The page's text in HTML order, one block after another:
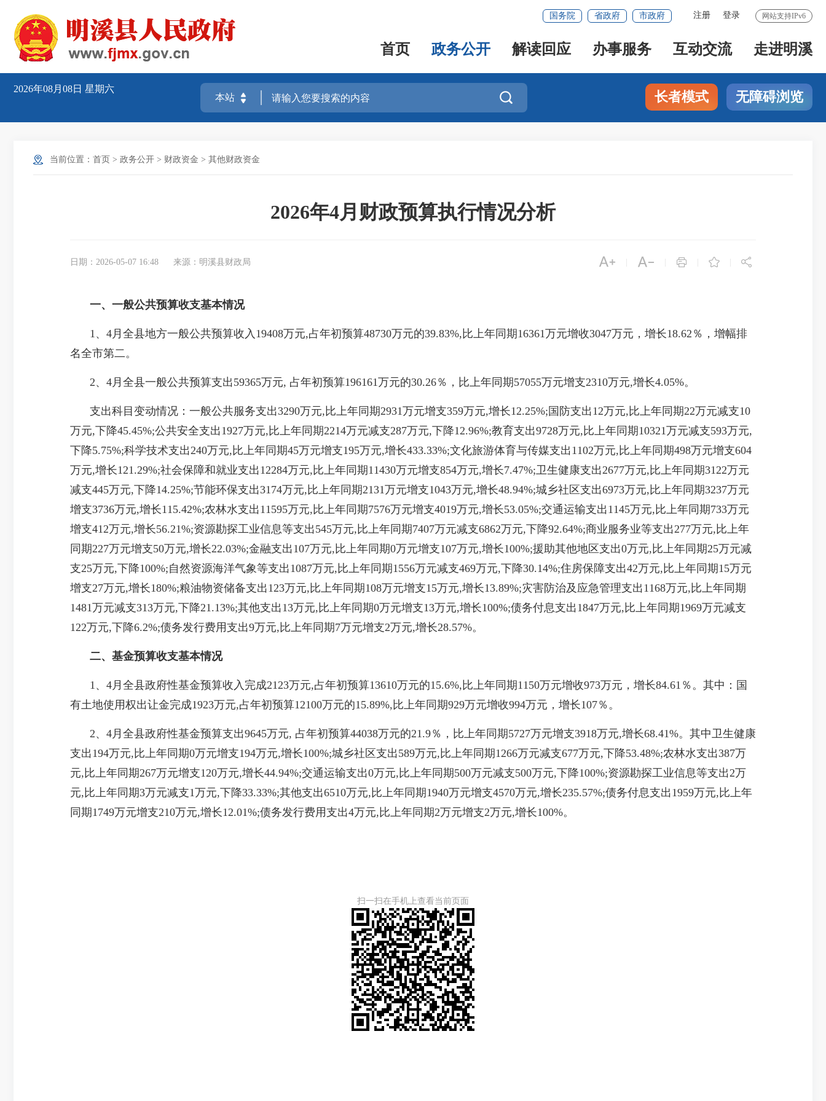
网站支持IPv6
注册 登录
国务院 省政府 市政府
首页 政务公开 解读回应 办事服务 互动交流 走进明溪
2026年08月08日 星期六
 长者模式 无障碍浏览
当前位置： 首页 > 政务公开 > 财政资金 > 其他财政资金
2026年4月财政预算执行情况分析
日期：2026-05-07 16:48 来源：明溪县财政局     
一、一般公共预算收支基本情况
1、4月全县地方一般公共预算收入19408万元,占年初预算48730万元的39.83%,比上年同期16361万元增收3047万元，增长18.62％，增幅排
名全市第二。
2、4月全县一般公共预算支出59365万元, 占年初预算196161万元的30.26％，比上年同期57055万元增支2310万元,增长4.05%。
支出科目变动情况：一般公共服务支出3290万元,比上年同期2931万元增支359万元,增长12.25%;国防支出12万元,比上年同期22万元减支10
万元,下降45.45%;公共安全支出1927万元,比上年同期2214万元减支287万元,下降12.96%;教育支出9728万元,比上年同期10321万元减支593万元,
下降5.75%;科学技术支出240万元,比上年同期45万元增支195万元,增长433.33%;文化旅游体育与传媒支出1102万元,比上年同期498万元增支604
万元,增长121.29%;社会保障和就业支出12284万元,比上年同期11430万元增支854万元,增长7.47%;卫生健康支出2677万元,比上年同期3122万元
减支445万元,下降14.25%;节能环保支出3174万元,比上年同期2131万元增支1043万元,增长48.94%;城乡社区支出6973万元,比上年同期3237万元
增支3736万元,增长115.42%;农林水支出11595万元,比上年同期7576万元增支4019万元,增长53.05%;交通运输支出1145万元,比上年同期733万元
增支412万元,增长56.21%;资源勘探工业信息等支出545万元,比上年同期7407万元减支6862万元,下降92.64%;商业服务业等支出277万元,比上年
同期227万元增支50万元,增长22.03%;金融支出107万元,比上年同期0万元增支107万元,增长100%;援助其他地区支出0万元,比上年同期25万元减
支25万元,下降100%;自然资源海洋气象等支出1087万元,比上年同期1556万元减支469万元,下降30.14%;住房保障支出42万元,比上年同期15万元
增支27万元,增长180%;粮油物资储备支出123万元,比上年同期108万元增支15万元,增长13.89%;灾害防治及应急管理支出1168万元,比上年同期
1481万元减支313万元,下降21.13%;其他支出13万元,比上年同期0万元增支13万元,增长100%;债务付息支出1847万元,比上年同期1969万元减支
122万元,下降6.2%;债务发行费用支出9万元,比上年同期7万元增支2万元,增长28.57%。
二、基金预算收支基本情况
1、4月全县政府性基金预算收入完成2123万元,占年初预算13610万元的15.6%,比上年同期1150万元增收973万元，增长84.61％。其中：国
有土地使用权出让金完成1923万元,占年初预算12100万元的15.89%,比上年同期929万元增收994万元，增长107％。
2、4月全县政府性基金预算支出9645万元, 占年初预算44038万元的21.9％，比上年同期5727万元增支3918万元,增长68.41%。其中卫生健康
支出194万元,比上年同期0万元增支194万元,增长100%;城乡社区支出589万元,比上年同期1266万元减支677万元,下降53.48%;农林水支出387万
元,比上年同期267万元增支120万元,增长44.94%;交通运输支出0万元,比上年同期500万元减支500万元,下降100%;资源勘探工业信息等支出2万
元,比上年同期3万元减支1万元,下降33.33%;其他支出6510万元,比上年同期1940万元增支4570万元,增长235.57%;债务付息支出1959万元,比上年
同期1749万元增支210万元,增长12.01%;债务发行费用支出4万元,比上年同期2万元增支2万元,增长100%。
扫一扫在手机上查看当前页面